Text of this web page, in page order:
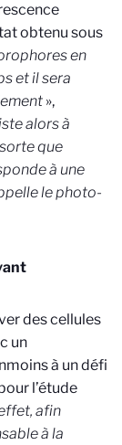
obtenu sous
en
et il sera
»,
alors à
que
à une
le photo-
des cellules
un
à un défi
l’étude
afin
à la